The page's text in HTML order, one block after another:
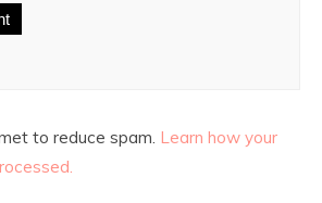
to reduce spam. Learn how your